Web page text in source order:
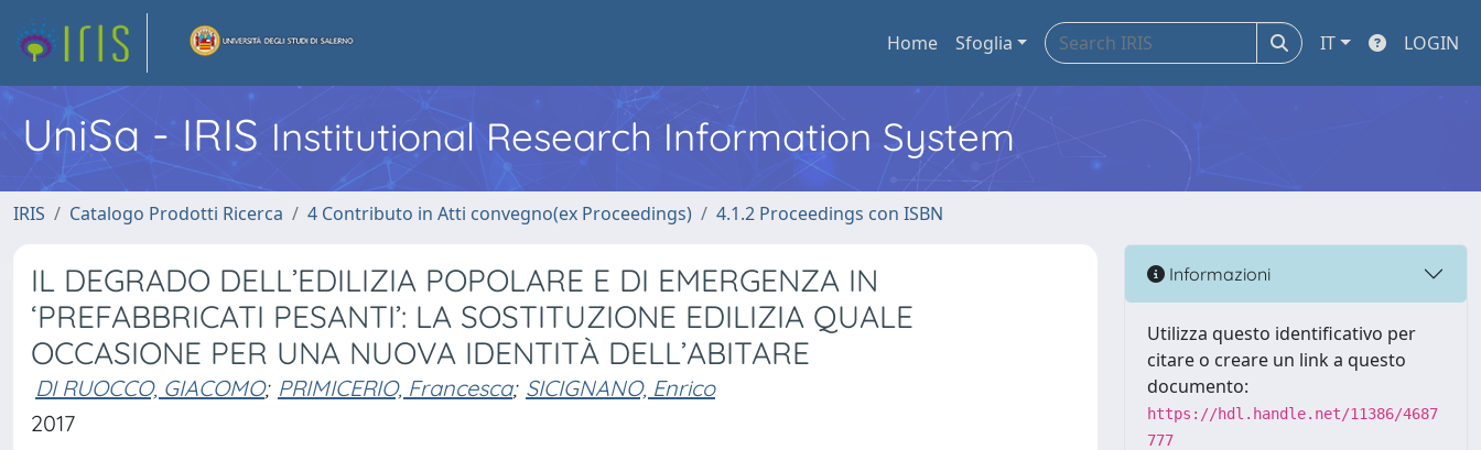
Home Sfoglia IT LOGIN
UniSa - IRIS Institutional Research Information System
IRIS Catalogo Prodotti Ricerca 4 Contributo in Atti convegno(ex Proceedings) 4.1.2 Proceedings con ISBN
IL DEGRADO DELL’EDILIZIA POPOLARE E DI EMERGENZA IN
‘PREFABBRICATI PESANTI’: LA SOSTITUZIONE EDILIZIA QUALE
OCCASIONE PER UNA NUOVA IDENTITÀ DELL’ABITARE
DI RUOCCO, GIACOMO; PRIMICERIO, Francesca; SICIGNANO, Enrico
2017
Informazioni
Utilizza questo identificativo per
citare o creare un link a questo
documento:
https://hdl.handle.net/11386/4687
777